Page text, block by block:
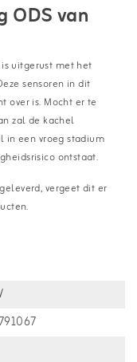
ODS van
uitgerust met het
sensoren in dit
over is. Mocht er te
zal de kachel
in een vroeg stadium
ontstaat.
vergeet dit er